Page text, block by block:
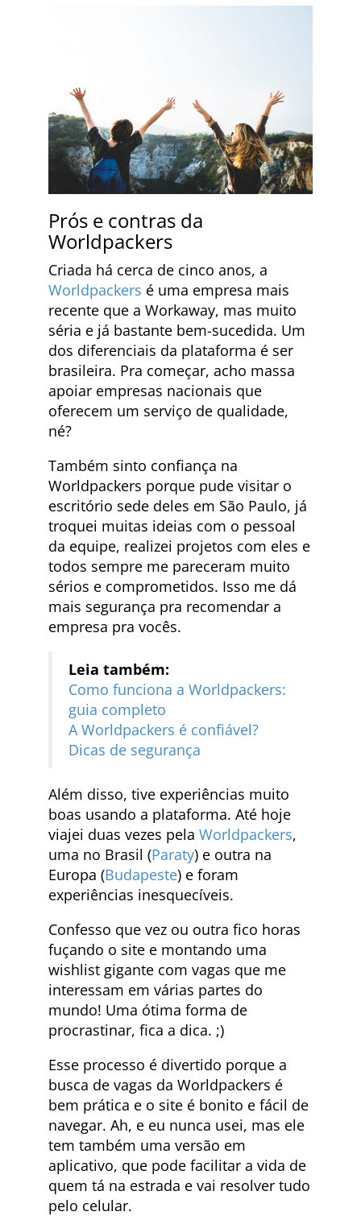
Prós e contras da
Worldpackers
Criada há cerca de cinco anos, a
Worldpackers é uma empresa mais
recente que a Workaway, mas muito
séria e já bastante bem-sucedida. Um
dos diferenciais da plataforma é ser
brasileira. Pra começar, acho massa
apoiar empresas nacionais que
oferecem um serviço de qualidade,
né?
Também sinto confiança na
Worldpackers porque pude visitar o
escritório sede deles em São Paulo, já
troquei muitas ideias com o pessoal
da equipe, realizei projetos com eles e
todos sempre me pareceram muito
sérios e comprometidos. Isso me dá
mais segurança pra recomendar a
empresa pra vocês.
Leia também:
Como funciona a Worldpackers:
guia completo
A Worldpackers é confiável?
Dicas de segurança
Além disso, tive experiências muito
boas usando a plataforma. Até hoje
viajei duas vezes pela Worldpackers,
uma no Brasil (Paraty) e outra na
Europa (Budapeste) e foram
experiências inesquecíveis.
Confesso que vez ou outra fico horas
fuçando o site e montando uma
wishlist gigante com vagas que me
interessam em várias partes do
mundo! Uma ótima forma de
procrastinar, fica a dica. ;)
Esse processo é divertido porque a
busca de vagas da Worldpackers é
bem prática e o site é bonito e fácil de
navegar. Ah, e eu nunca usei, mas ele
tem também uma versão em
aplicativo, que pode facilitar a vida de
quem tá na estrada e vai resolver tudo
pelo celular.